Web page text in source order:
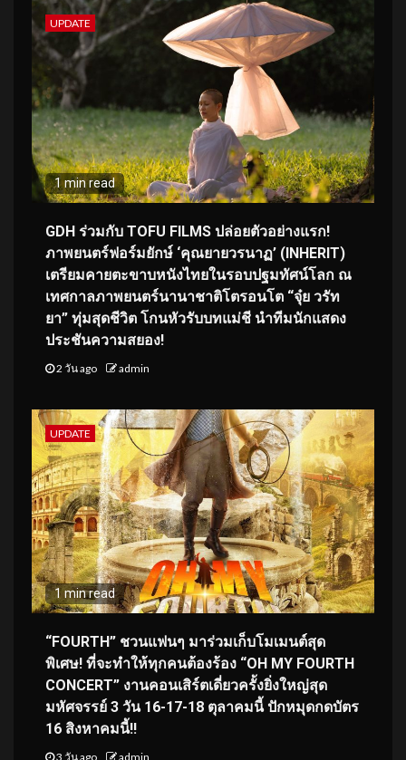
UPDATE
1 min read
GDH ร่วมกับ TOFU FILMS ปล่อยตัวอย่างแรก!
ภาพยนตร์ฟอร์มยักษ์ ‘คุณยายวรนาฏ’ (INHERIT)
เตรียมคายตะขาบหนังไทยในรอบปฐมทัศน์โลก ณ
เทศกาลภาพยนตร์นานาชาติโตรอนโต “จุ๋ย วรัท
ยา” ทุ่มสุดชีวิต โกนหัวรับบทแม่ชี นำทีมนักแสดง
ประชันความสยอง!
2 วัน ago admin
UPDATE
1 min read
“FOURTH” ชวนแฟนๆ มาร่วมเก็บโมเมนต์สุด
พิเศษ! ที่จะทำให้ทุกคนต้องร้อง “OH MY FOURTH
CONCERT” งานคอนเสิร์ตเดี่ยวครั้งยิ่งใหญ่สุด
มหัศจรรย์ 3 วัน 16-17-18 ตุลาคมนี้ ปักหมุดกดบัตร
16 สิงหาคมนี้!!
3 วัน ago admin